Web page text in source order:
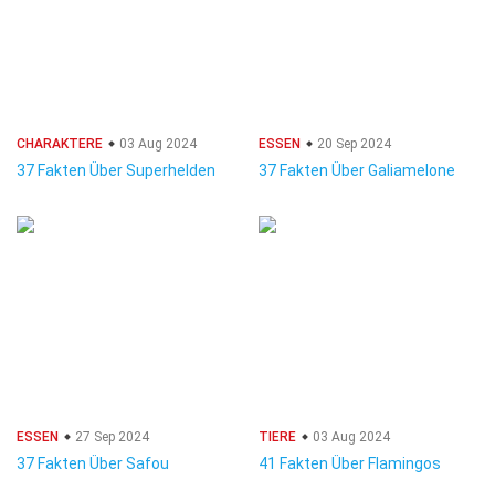
CHARAKTERE 03 Aug 2024
37 Fakten Über Superhelden
ESSEN 20 Sep 2024
37 Fakten Über Galiamelone
ESSEN 27 Sep 2024
37 Fakten Über Safou
TIERE 03 Aug 2024
41 Fakten Über Flamingos